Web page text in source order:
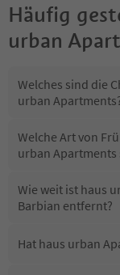
Häufig
urban
Welches sind die
urban
Welche Art von
urban Apartments
Wie weit ist haus
Barbian entfernt?
Hat haus urban